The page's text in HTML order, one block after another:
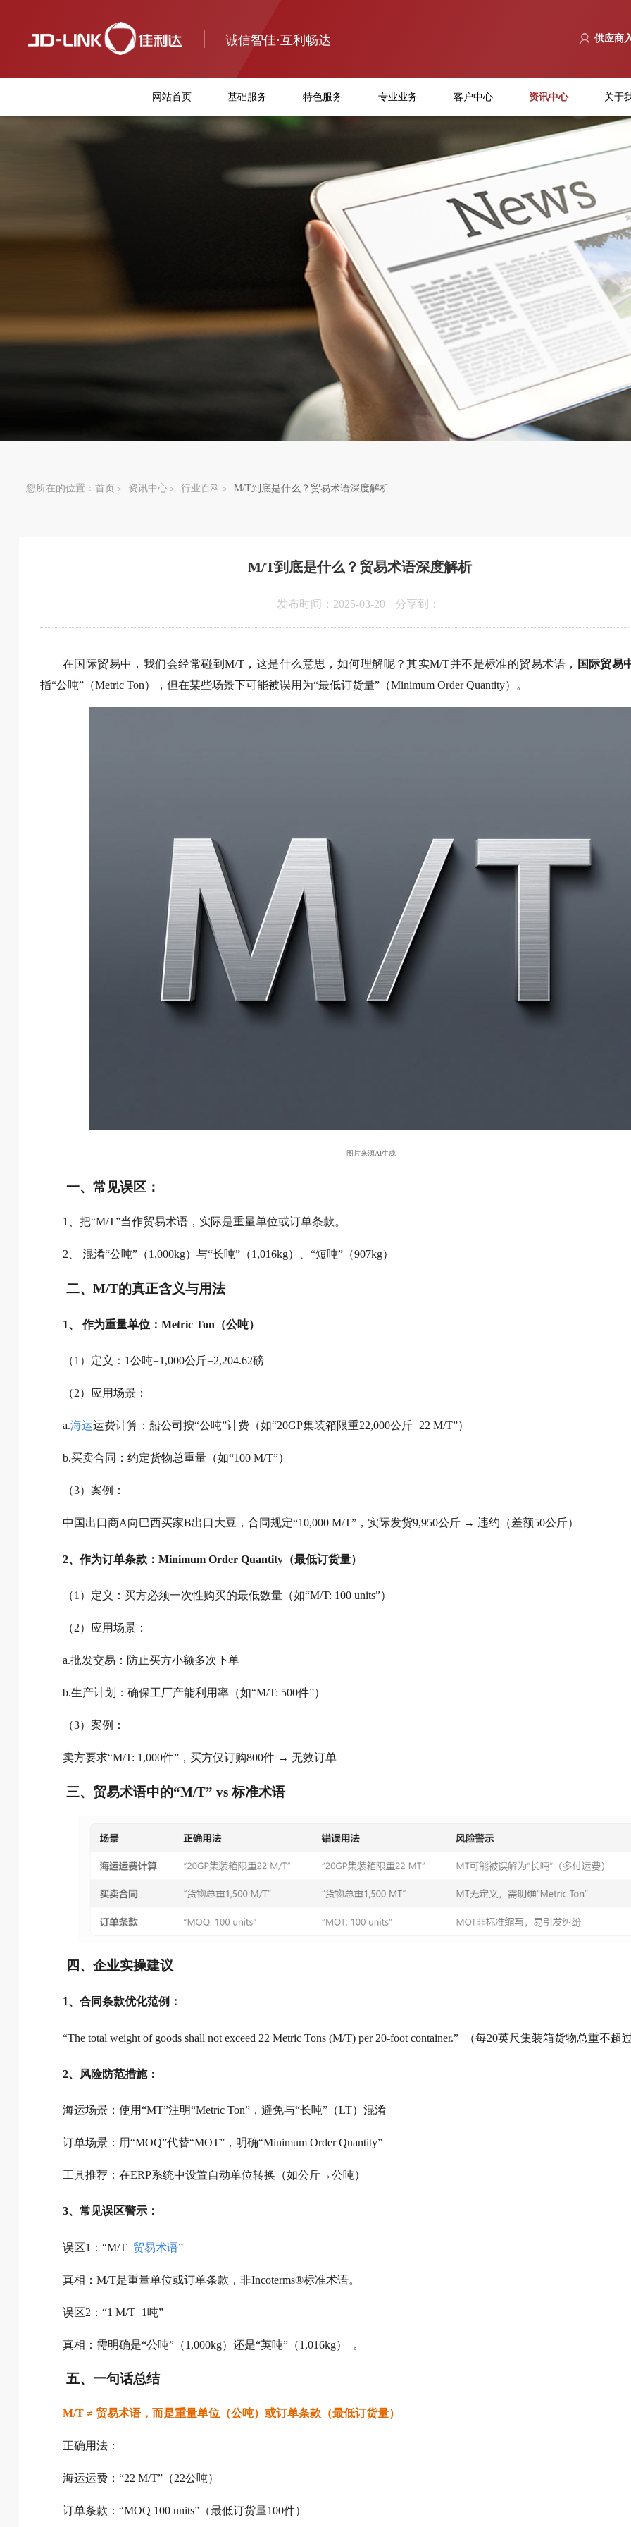
诚信智佳·互利畅达 供应商
网站首页 基础服务 特色服务 专业业务 客户中心 资讯中心 关于
您所在的位置： 首页 资讯中心 行业百科 M/T到底是什么？贸易术语深度解析
M/T到底是什么？贸易术语深度解析
发布时间：2025-03-20 分享到：
在国际贸易中，我们会经常碰到M/T，这是什么意思，如何理解呢？其实M/T并不是标准的贸易术语，
国际贸易
指“公吨”（Metric Ton），但在某些场景下可能被误用为“最低订货量”（Minimum Order Quantity）。
图片来源AI生成
一、常见误区：
1、把“M/T”当作贸易术语，实际是重量单位或订单条款。
2、 混淆“公吨”（1,000kg）与“长吨”（1,016kg）、“短吨”（907kg）
二、M/T的真正含义与用法
1、 作为重量单位：Metric Ton（公吨）
（1）定义：1公吨=1,000公斤=2,204.62磅
（2）应用场景：
a.海运运费计算：船公司按“公吨”计费（如“20GP集装箱限重22,000公斤=22 M/T”）
b.买卖合同：约定货物总重量（如“100 M/T”）
（3）案例：
中国出口商A向巴西买家B出口大豆，合同规定“10,000 M/T”，实际发货9,950公斤 → 违约（差额50公斤）
2、作为订单条款：Minimum Order Quantity（最低订货量）
（1）定义：买方必须一次性购买的最低数量（如“M/T: 100 units”）
（2）应用场景：
a.批发交易：防止买方小额多次下单
b.生产计划：确保工厂产能利用率（如“M/T: 500件”）
（3）案例：
卖方要求“M/T: 1,000件”，买方仅订购800件 → 无效订单
三、贸易术语中的“M/T” vs 标准术语
四、企业实操建议
1、合同条款优化范例：
“The total weight of goods shall not exceed 22 Metric Tons (M/T) per 20-foot container.” （每20英尺集装箱货物总重不超
2、风险防范措施：
海运场景：使用“MT”注明“Metric Ton”，避免与“长吨”（LT）混淆
订单场景：用“MOQ”代替“MOT”，明确“Minimum Order Quantity”
工具推荐：在ERP系统中设置自动单位转换（如公斤→公吨）
3、常见误区警示：
误区1：“M/T=贸易术语”
真相：M/T是重量单位或订单条款，非Incoterms®标准术语。
误区2：“1 M/T=1吨”
真相：需明确是“公吨”（1,000kg）还是“英吨”（1,016kg） 。
五、一句话总结
M/T ≠ 贸易术语，而是重量单位（公吨）或订单条款（最低订货量）
正确用法：
海运运费：“22 M/T”（22公吨）
订单条款：“MOQ 100 units”（最低订货量100件）